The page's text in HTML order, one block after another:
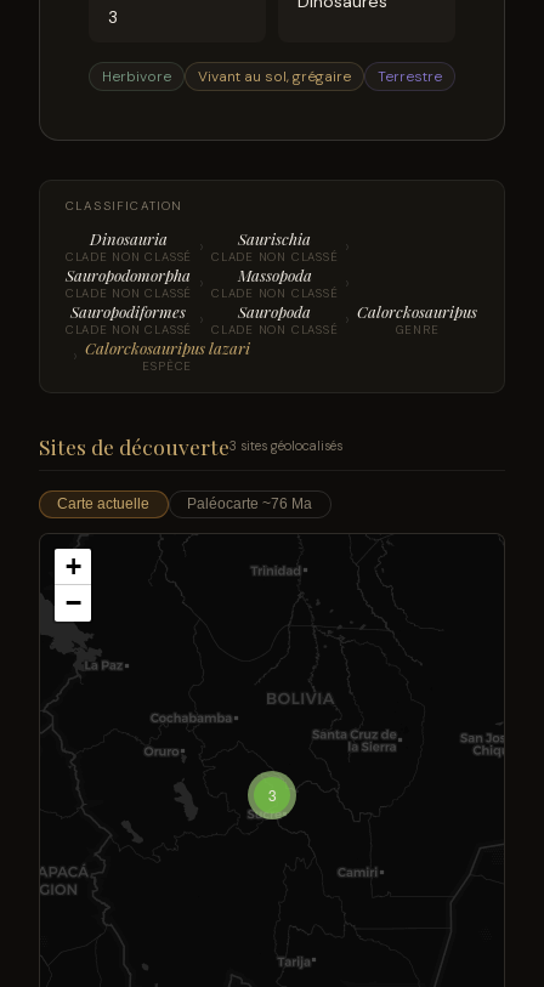
3
Herbivore Vivant au sol, grégaire Terrestre
CLASSIFICATION
Dinosauria
CLADE NON CLASSÉ › Saurischia
CLADE NON CLASSÉ ›
Sauropodomorpha
CLADE NON CLASSÉ › Massopoda
CLADE NON CLASSÉ ›
Sauropodiformes
CLADE NON CLASSÉ › Sauropoda
CLADE NON CLASSÉ › Calorckosauripus
GENRE
› Calorckosauripus lazari
ESPÈCE
Sites de découverte3 sites géolocalisés
Carte actuelle Paléocarte ~76 Ma
3
+
−